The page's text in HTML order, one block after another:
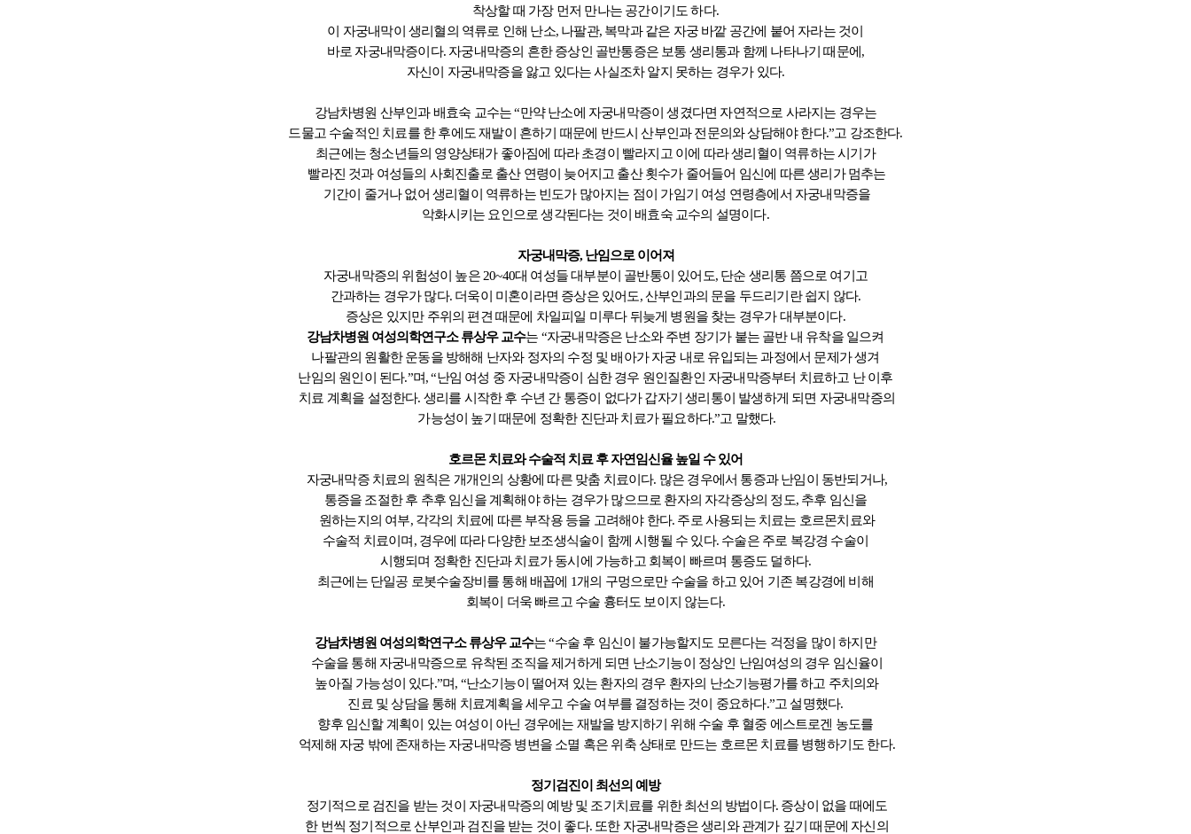
착상할 때 가장 먼저 만나는 공간이기도 하다.
이 자궁내막이 생리혈의 역류로 인해 난소, 나팔관, 복막과 같은 자궁 바깥 공간에 붙어 자라는 것이
바로 자궁내막증이다. 자궁내막증의 흔한 증상인 골반통증은 보통 생리통과 함께 나타나기 때문에,
자신이 자궁내막증을 앓고 있다는 사실조차알지 못하는 경우가 있다.
강남차병원 산부인과 배효숙 교수는 “만약 난소에 자궁내막증이 생겼다면 자연적으로 사라지는 경우는
드물고 수술적인 치료를 한 후에도 재발이 흔하기 때문에 반드시 산부인과 전문의와 상담해야 한다.”고 강조한다.
최근에는 청소년들의 영양상태가 좋아짐에 따라 초경이 빨라지고 이에 따라 생리혈이 역류하는 시기가
빨라진 것과 여성들의 사회진출로 출산 연령이 늦어지고 출산 횟수가 줄어들어 임신에 따른 생리가 멈추는
기간이 줄거나 없어 생리혈이 역류하는 빈도가 많아지는 점이 가임기 여성 연령층에서 자궁내막증을
악화시키는 요인으로 생각된다는 것이 배효숙 교수의 설명이다.
자궁내막증, 난임으로 이어져
자궁내막증의 위험성이 높은 20~40대 여성들 대부분이 골반통이 있어도, 단순 생리통 쯤으로 여기고
간과하는 경우가 많다. 더욱이 미혼이라면 증상은 있어도, 산부인과의 문을 두드리기란 쉽지 않다.
증상은 있지만 주위의 편견 때문에 차일피일 미루다 뒤늦게 병원을 찾는 경우가 대부분이다.
강남차병원 여성의학연구소 류상우 교수는 “자궁내막증은 난소와 주변 장기가 붙는 골반 내 유착을 일으켜
나팔관의 원활한 운동을 방해해 난자와 정자의 수정 및 배아가 자궁 내로 유입되는 과정에서 문제가 생겨
난임의 원인이 된다.”며, “난임 여성 중 자궁내막증이 심한 경우 원인질환인 자궁내막증부터 치료하고 난 이후
치료 계획을 설정한다. 생리를 시작한 후 수년 간 통증이 없다가 갑자기 생리통이 발생하게 되면 자궁내막증의
가능성이 높기 때문에 정확한 진단과 치료가 필요하다.”고 말했다.
호르몬 치료와 수술적 치료 후 자연임신율 높일 수 있어
자궁내막증 치료의 원칙은 개개인의 상황에 따른 맞춤 치료이다. 많은 경우에서 통증과 난임이 동반되거나,
통증을 조절한 후 추후 임신을 계획해야 하는 경우가 많으므로 환자의 자각증상의 정도, 추후 임신을
원하는지의 여부, 각각의 치료에 따른 부작용 등을 고려해야 한다. 주로 사용되는 치료는 호르몬치료와
수술적 치료이며, 경우에 따라 다양한 보조생식술이 함께 시행될 수 있다. 수술은 주로 복강경 수술이
시행되며 정확한 진단과 치료가 동시에 가능하고 회복이 빠르며 통증도 덜하다.
최근에는 단일공 로봇수술장비를 통해 배꼽에 1개의 구멍으로만 수술을 하고 있어 기존 복강경에 비해
회복이 더욱 빠르고 수술 흉터도 보이지 않는다.
강남차병원 여성의학연구소 류상우 교수는 “수술 후 임신이 불가능할지도 모른다는 걱정을 많이 하지만
수술을 통해 자궁내막증으로 유착된 조직을 제거하게 되면 난소기능이 정상인 난임여성의 경우 임신율이
높아질 가능성이 있다.”며, “난소기능이 떨어져 있는 환자의 경우 환자의 난소기능평가를 하고 주치의와
진료 및 상담을 통해 치료계획을 세우고 수술 여부를 결정하는 것이 중요하다.”고 설명했다.
향후 임신할 계획이 있는 여성이 아닌 경우에는 재발을 방지하기 위해 수술 후 혈중 에스트로겐 농도를
억제해 자궁 밖에 존재하는 자궁내막증 병변을 소멸 혹은 위축 상태로 만드는 호르몬 치료를 병행하기도 한다.
정기검진이 최선의 예방
정기적으로 검진을 받는 것이 자궁내막증의 예방 및 조기치료를 위한 최선의 방법이다. 증상이 없을 때에도
한 번씩 정기적으로 산부인과 검진을 받는 것이 좋다. 또한 자궁내막증은 생리와 관계가 깊기 때문에 자신의